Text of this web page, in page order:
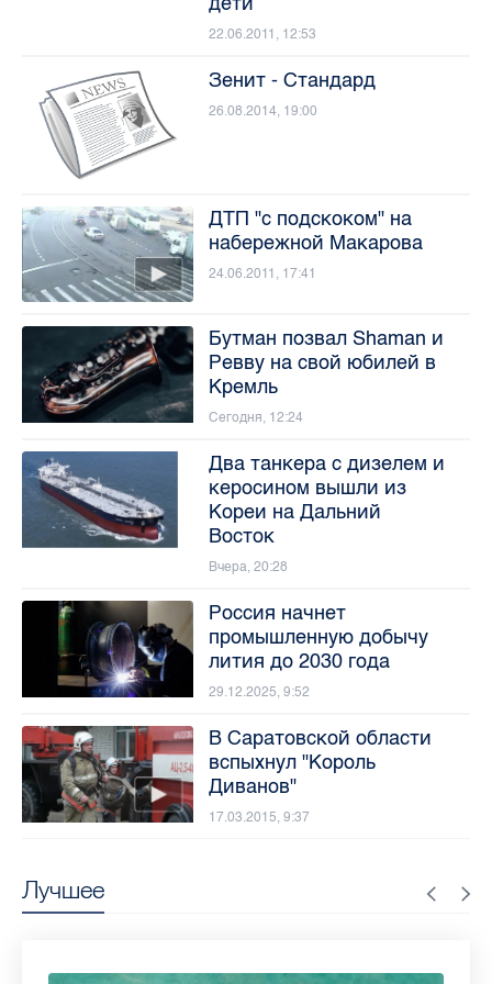
Лучшее
22.06.2011, 12:53
Зенит - Стандард
26.08.2014, 19:00
ДТП "с подскоком" на
набережной Макарова
24.06.2011, 17:41
Бутман позвал Shaman и
Ревву на свой юбилей в
Кремль
Сегодня, 12:24
Два танкера с дизелем и
керосином вышли из
Кореи на Дальний
Восток
Вчера, 20:28
Россия начнет
промышленную добычу
лития до 2030 года
29.12.2025, 9:52
В Саратовской области
вспыхнул "Король
Диванов"
17.03.2015, 9:37